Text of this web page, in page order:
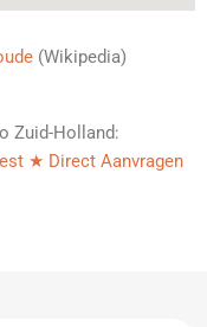
(Wikipedia)
Zuid-Holland:
★ Direct Aanvragen